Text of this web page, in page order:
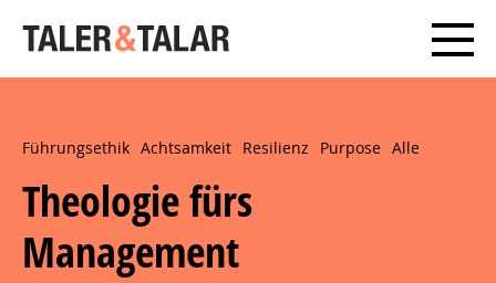
Führungsethik Achtsamkeit Resilienz Purpose Alle
Theologie fürs
Management